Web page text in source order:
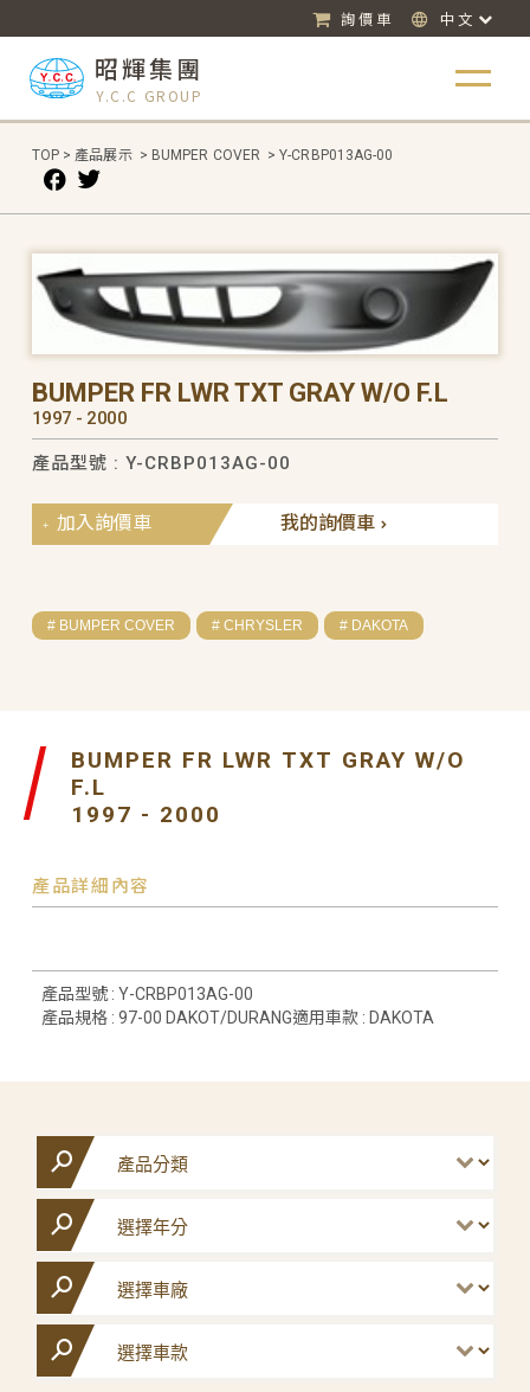
詢價車 中文
昭輝集團
Y.C.C GROUP
TOP > 產品展示 > BUMPER COVER > Y-CRBP013AG-00
BUMPER FR LWR TXT GRAY W/O F.L
1997 - 2000
產品型號 : Y-CRBP013AG-00
我的詢價車
加入詢價車
# BUMPER COVER # CHRYSLER # DAKOTA
BUMPER FR LWR TXT GRAY W/O
F.L
1997 - 2000
產品詳細內容
產品型號 : Y-CRBP013AG-00
產品規格 : 97-00 DAKOT/DURANG適用車款 : DAKOTA